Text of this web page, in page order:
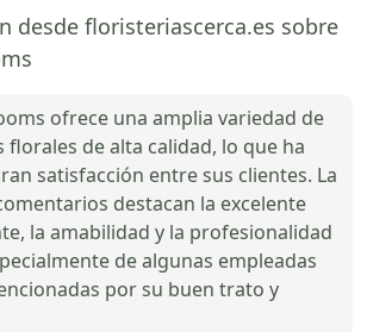
desde floristeriascerca.es sobre
ofrece una amplia variedad de
de alta calidad, lo que ha
satisfacción entre sus clientes. La
destacan la excelente
la amabilidad y la profesionalidad
de algunas empleadas
por su buen trato y